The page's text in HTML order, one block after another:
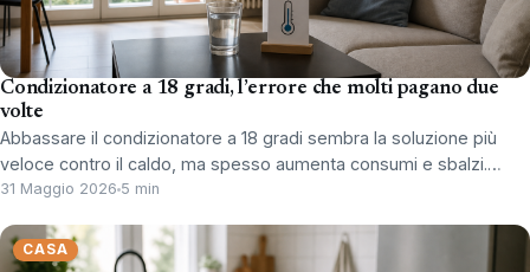
Condizionatore a 18 gradi, l’errore che molti pagano due
volte
Abbassare il condizionatore a 18 gradi sembra la soluzione più
veloce contro il caldo, ma spesso aumenta consumi e sbalzi.…
31 Maggio 2026 5 min
CASA